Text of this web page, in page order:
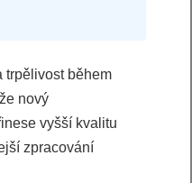
trpělivost během
nový
vyšší kvalitu
zpracování